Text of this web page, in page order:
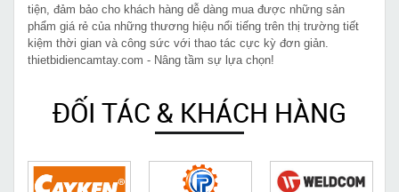
tiện, đảm bảo cho khách hàng dễ dàng mua được những sản
phẩm giá rẻ của những thương hiệu nổi tiếng trên thị trường tiết
kiệm thời gian và công sức với thao tác cực kỳ đơn giản.
thietbidiencamtay.com - Nâng tầm sự lựa chọn!
ĐỐI TÁC & KHÁCH HÀNG